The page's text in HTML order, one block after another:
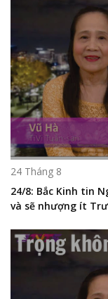
24 Tháng 8
24/8: Bắc Kinh tin
và sẽ nhượng ít